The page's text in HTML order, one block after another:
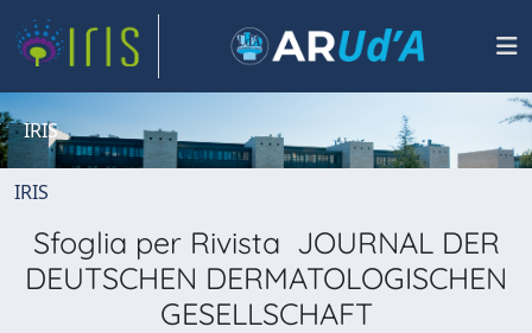
IRIS
IRIS
Sfoglia per Rivista JOURNAL DER
DEUTSCHEN DERMATOLOGISCHEN
GESELLSCHAFT